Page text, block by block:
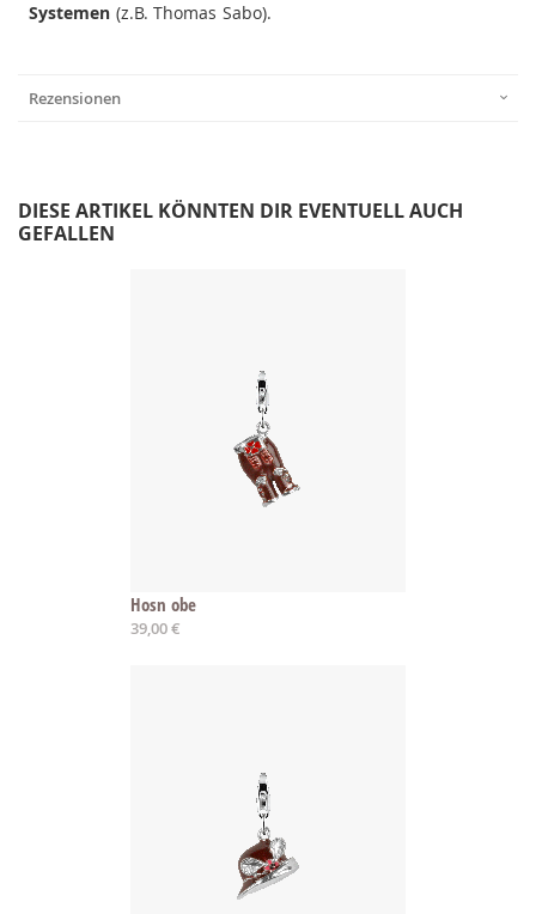
Systemen (z.B. Thomas Sabo).
Rezensionen
DIESE ARTIKEL KÖNNTEN DIR EVENTUELL AUCH
GEFALLEN
Hosn obe
39,00 €